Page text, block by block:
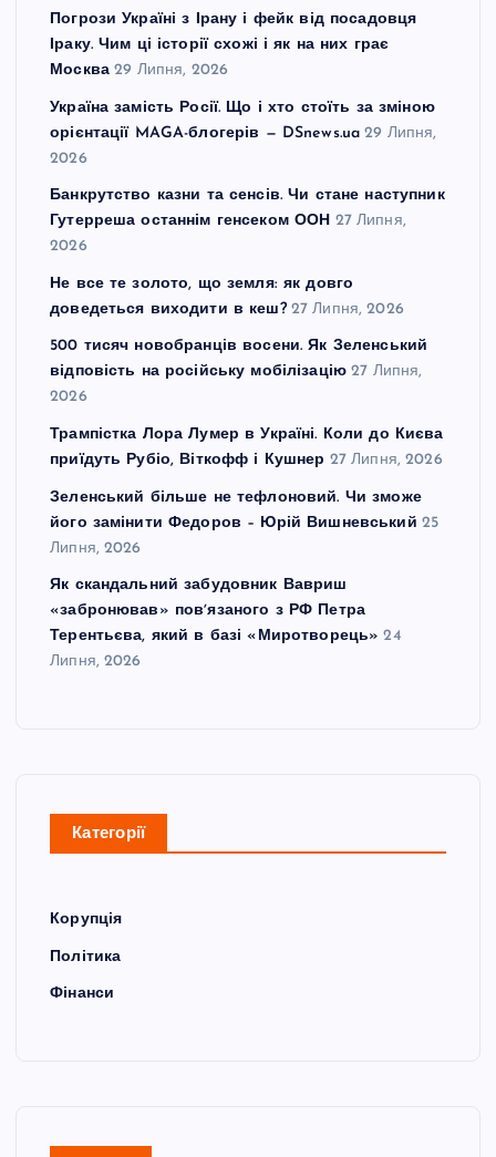
Погрози Україні з Ірану і фейк від посадовця
Іраку. Чим ці історії схожі і як на них грає
Москва 29 Липня, 2026
Україна замість Росії. Що і хто стоїть за зміною
орієнтації MAGA-блогерів — DSnews.ua 29 Липня,
2026
Банкрутство казни та сенсів. Чи стане наступник
Гутерреша останнім генсеком ООН 27 Липня,
2026
Не все те золото, що земля: як довго
доведеться виходити в кеш? 27 Липня, 2026
500 тисяч новобранців восени. Як Зеленський
відповість на російську мобілізацію 27 Липня,
2026
Трампістка Лора Лумер в Україні. Коли до Києва
приїдуть Рубіо, Віткофф і Кушнер 27 Липня, 2026
Зеленський більше не тефлоновий. Чи зможе
його замінити Федоров – Юрій Вишневський 25
Липня, 2026
Як скандальний забудовник Вавриш
«забронював» повʼязаного з РФ Петра
Терентьєва, який в базі «Миротворець» 24
Липня, 2026
Категорії
Корупція
Політика
Фінанси